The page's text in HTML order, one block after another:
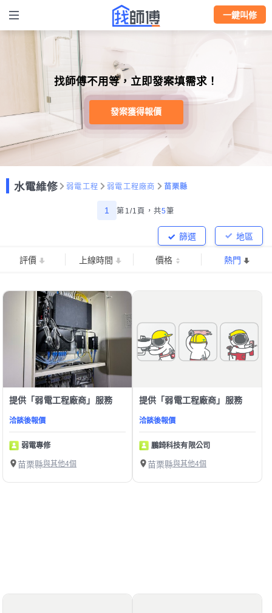
一鍵叫修
找師傅不用等，立即發案填需求！
發案獲得報價
水電維修 弱電工程 弱電工程廠商 苗栗縣
1 第1/1頁， 共5筆
地區
篩選
評價 上線時間 價格 熱門
提供「弱電工程廠商」服務
洽談後報價
弱電專修
苗栗縣與其他4個
提供「弱電工程廠商」服務
洽談後報價
鵬錡科技有限公司
苗栗縣與其他4個